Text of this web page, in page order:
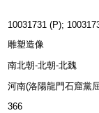
10031731 (P);
雕塑造像
南北朝-北朝-北魏
河南(洛陽龍門石窟黨
366